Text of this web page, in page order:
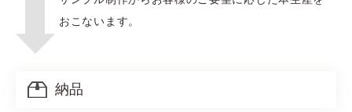
おこないます。
納品